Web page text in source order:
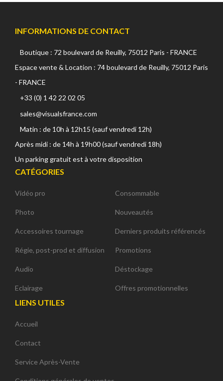
INFORMATIONS DE CONTACT
Boutique : 72 boulevard de Reuilly, 75012 Paris - FRANCE
Espace vente & Location : 74 boulevard de Reuilly, 75012 Paris
- FRANCE
+33 (0) 1 42 22 02 05
sales@visualsfrance.com
Matin : de 10h à 12h15 (sauf vendredi 12h)
Après midi : de 14h à 19h00 (sauf vendredi 18h)
Un parking gratuit est à votre disposition
CATÉGORIES
Vidéo pro
Photo
Accessoires tournage
Régie, post-prod et diffusion
Audio
Eclairage
Consommable
Nouveautés
Derniers produits référencés
Promotions
Déstockage
Offres promotionnelles
LIENS UTILES
Accueil
Contact
Service Après-Vente